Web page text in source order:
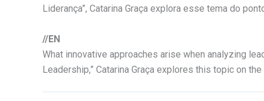
Liderança”, Catarina Graça explora esse tema do
//EN
What innovative approaches arise when analyzing
Leadership,” Catarina Graça explores this topic on